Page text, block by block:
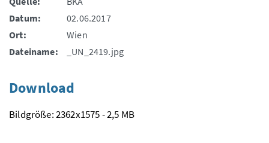
Datum:
02.06.2017
Ort:
Wien
Dateiname:
_UN_2419.jpg
Download
Bildgröße: 2362x1575 - 2,5 MB